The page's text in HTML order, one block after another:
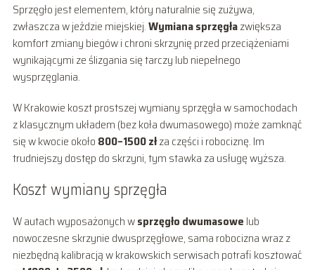
Sprzęgło jest elementem, który naturalnie się zużywa,
zwłaszcza w jeździe miejskiej.Wymiana sprzęgłazwiększa
komfort zmiany biegów i chroni skrzynię przed przeciążeniami
wynikającymi ze ślizgania się tarczy lub niepełnego
wysprzęglania.
W Krakowie koszt prostszej wymiany sprzęgła w samochodach
z klasycznym układem (bez koła dwumasowego) może zamknąć
się w kwocie około 800–1500 złza części i robociznę. Im
trudniejszy dostęp do skrzyni, tym stawka za usługę wyższa.
Koszt wymiany sprzęgła
W autach wyposażonych wsprzęgło dwumasowe lub
nowoczesne skrzynie dwusprzęgłowe, sama robocizna wraz z
niezbędną kalibracją w krakowskich serwisach potrafi kosztować